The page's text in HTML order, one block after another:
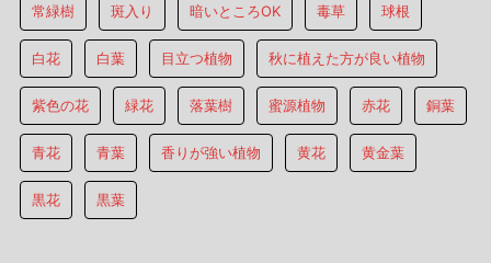
常緑樹 斑入り 暗いところOK 毒草 球根
白花 白葉 目立つ植物 秋に植えた方が良い植物
紫色の花 緑花 落葉樹 蜜源植物 赤花 銅葉
青花 青葉 香りが強い植物 黄花 黄金葉
黒花 黒葉